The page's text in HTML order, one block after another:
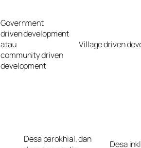
Government
drivendevelopment
atau
community driven
development
Village driven
Desa parokhial, dan
Desa